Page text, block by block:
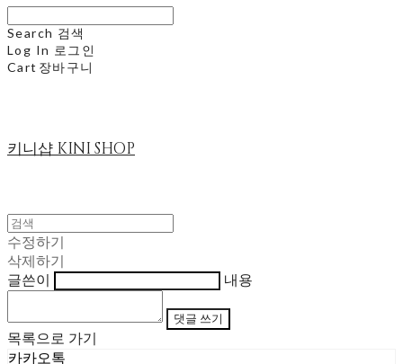
Search 검색
Log In 로그인
Cart 장바구니
키니샵 KINI SHOP
수정하기
삭제하기
글쓴이
내용
댓글 쓰기
목록으로 가기
카카오톡